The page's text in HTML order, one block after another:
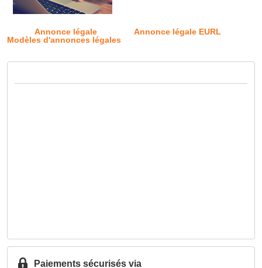
Annonce légale
Annonce légale EURL
Modèles d'annonces légales
Paiements sécurisés via